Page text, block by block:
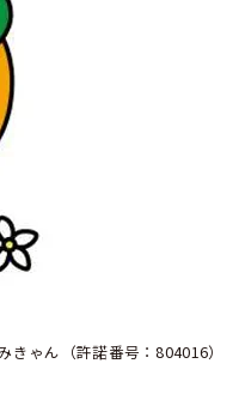
ゃん（許諾番号：804016）